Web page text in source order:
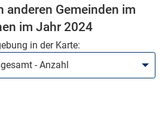
anderen Gemeinden im
im Jahr 2024
in der Karte: